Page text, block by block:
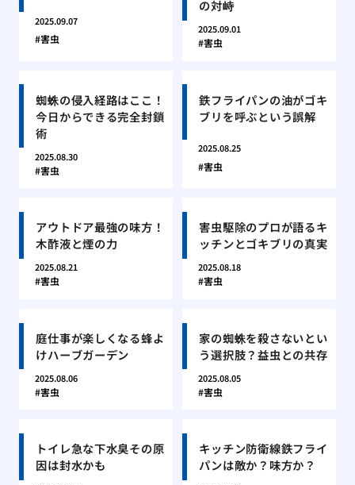
2025.09.07
害虫
の対峙
2025.09.01
害虫
蜘蛛の侵入経路はここ！
今日からできる完全封鎖
術
2025.08.30
害虫
鉄フライパンの油がゴキ
ブリを呼ぶという誤解
2025.08.25
害虫
アウトドア最強の味方！
木酢液と煙の力
2025.08.21
害虫
害虫駆除のプロが語るキ
ッチンとゴキブリの真実
2025.08.18
害虫
庭仕事が楽しくなる蜂よ
けハーブガーデン
2025.08.06
害虫
家の蜘蛛を殺さないとい
う選択肢？益虫との共存
2025.08.05
害虫
トイレ急な下水臭その原
因は封水かも
キッチン防衛線鉄フライ
パンは敵か？味方か？